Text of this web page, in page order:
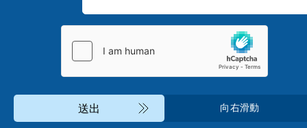
送出 向右滑動